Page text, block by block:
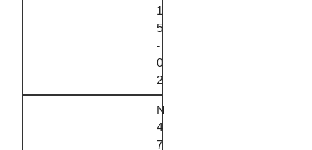
1
5
‑
0
2
N
4
7